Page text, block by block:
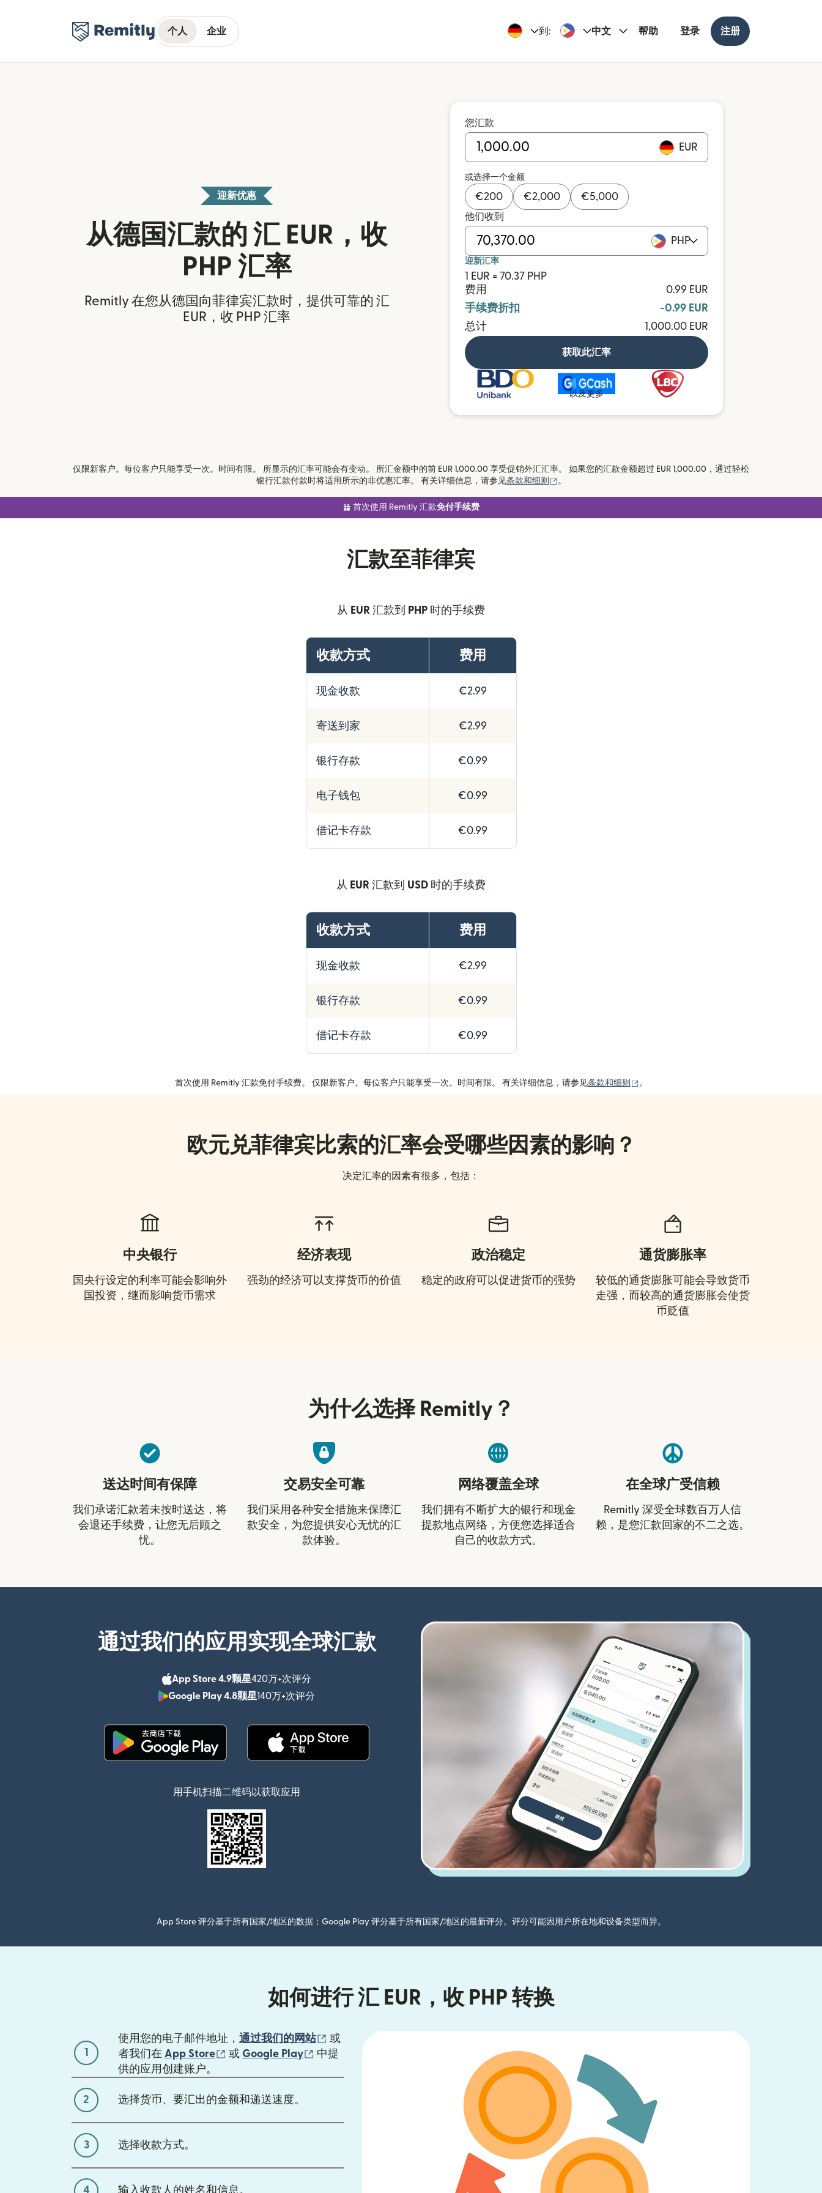
个人 企业 到: 中文 帮助 登录 注册
迎新优惠
从德国汇款的 汇 EUR，收
PHP 汇率
Remitly 在您从德国向菲律宾汇款时，提供可靠的 汇
EUR，收 PHP 汇率
您汇款
EUR
或选择一个金额
€200 €2,000 €5,000
他们收到
PHP
迎新汇率
1 EUR = 70.37 PHP
费用
0.99 EUR
手续费折扣
-0.99 EUR
总计
1,000.00 EUR
获取此汇率
以及更多
仅限新客户。每位客户只能享受一次。时间有限。 所显示的汇率可能会有变动。 所汇金额中的前 EUR 1,000.00 享受促销外汇汇率。 如果您的汇款金额超过 EUR 1,000.00，通过轻松
银行汇款付款时将适用所示的非优惠汇率。 有关详细信息，请参见条款和细则 （在新窗口中打开）
。
首次使用 Remitly 汇款免付手续费
汇款至菲律宾
从 EUR 汇款到 PHP 时的手续费
收款方式 费用
现金收款 €2.99
寄送到家 €2.99
银行存款 €0.99
电子钱包 €0.99
借记卡存款 €0.99
从 EUR 汇款到 USD 时的手续费
收款方式 费用
现金收款 €2.99
银行存款 €0.99
借记卡存款 €0.99
首次使用 Remitly 汇款免付手续费。 仅限新客户。每位客户只能享受一次。时间有限。 有关详细信息，请参见条款和细则 （在新窗口中打开）
。
欧元兑菲律宾比索的汇率会受哪些因素的影响？
决定汇率的因素有很多，包括：
中央银行
国央行设定的利率可能会影响外
国投资，继而影响货币需求
经济表现
强劲的经济可以支撑货币的价值
政治稳定
稳定的政府可以促进货币的强势
通货膨胀率
较低的通货膨胀可能会导致货币
走强，而较高的通货膨胀会使货
币贬值
为什么选择 Remitly？
送达时间有保障
我们承诺汇款若未按时送达，将
会退还手续费，让您无后顾之
忧。
交易安全可靠
我们采用各种安全措施来保障汇
款安全，为您提供安心无忧的汇
款体验。
网络覆盖全球
我们拥有不断扩大的银行和现金
提款地点网络，方便您选择适合
自己的收款方式。
在全球广受信赖
Remitly 深受全球数百万人信
赖，是您汇款回家的不二之选。
通过我们的应用实现全球汇款
App Store 4.9颗星420万+次评分
Google Play 4.8颗星140万+次评分
用手机扫描二维码以获取应用
App Store 评分基于所有国家/地区的数据；Google Play 评分基于所有国家/地区的最新评分。评分可能因用户所在地和设备类型而异。
如何进行 汇 EUR，收 PHP 转换
1
使用您的电子邮件地址， 通过我们的网站 （在新窗口中打开）
或
者我们在 App Store （在新窗口中打开）
或 Google Play （在新窗口中打开）
中提
供的应用创建账户。
2 选择货币、要汇出的金额和递送速度。
3 选择收款方式。
4 输入收款人的姓名和信息。